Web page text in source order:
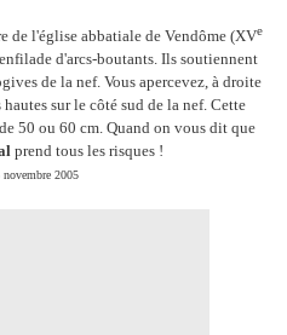
de l'église abbatiale de Vendôme (XVe
d'arcs-boutants. Ils soutiennent
de la nef. Vous apercevez, à droite
sur le côté sud de la nef. Cette
50 ou 60 cm. Quand on vous dit que
prend tous les risques !
2005